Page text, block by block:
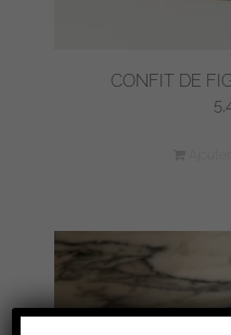
CONFIT DE